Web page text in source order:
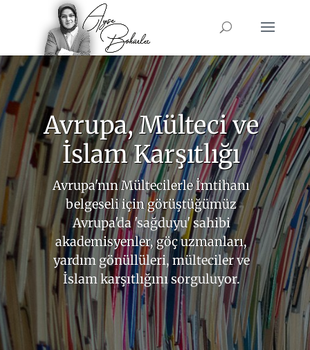
Avrupa, Mülteci ve
İslam Karşıtlığı
Avrupa'nın Mültecilerle İmtihanı
belgeseli için görüştüğümüz
Avrupa'da 'sağduyu' sahibi
akademisyenler, göç uzmanları,
yardım gönüllüleri, mülteciler ve
İslam karşıtlığını sorguluyor.